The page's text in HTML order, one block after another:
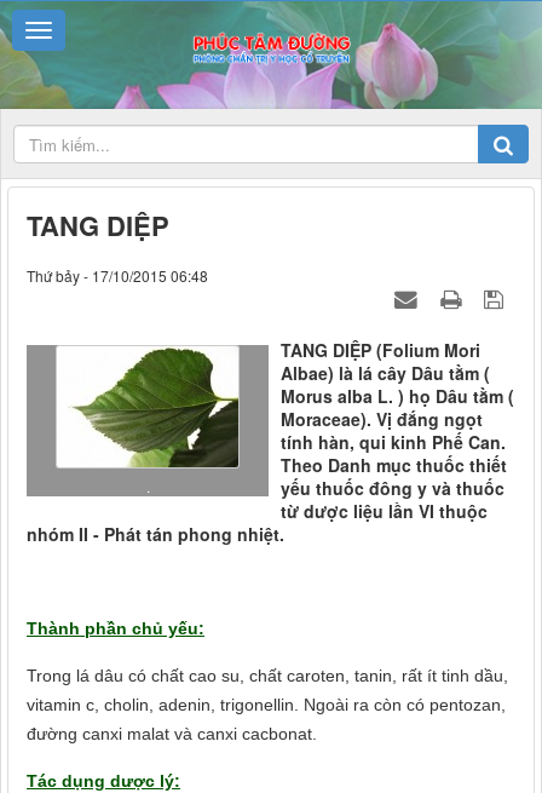
TANG DIỆP
Thứ bảy - 17/10/2015 06:48
.
TANG DIỆP (Folium Mori
Albae) là lá cây Dâu tằm (
Morus alba L. ) họ Dâu tằm (
Moraceae). Vị đắng ngọt
tính hàn, qui kinh Phế Can.
Theo Danh mục thuốc thiết
yếu thuốc đông y và thuốc
từ dược liệu lần VI thuộc
nhóm II - Phát tán phong nhiệt.
Thành phần chủ yếu:
Trong lá dâu có chất cao su, chất caroten, tanin, rất ít tinh dầu,
vitamin c, cholin, adenin, trigonellin. Ngoài ra còn có pentozan,
đường canxi malat và canxi cacbonat.
Tác dụng dược lý: